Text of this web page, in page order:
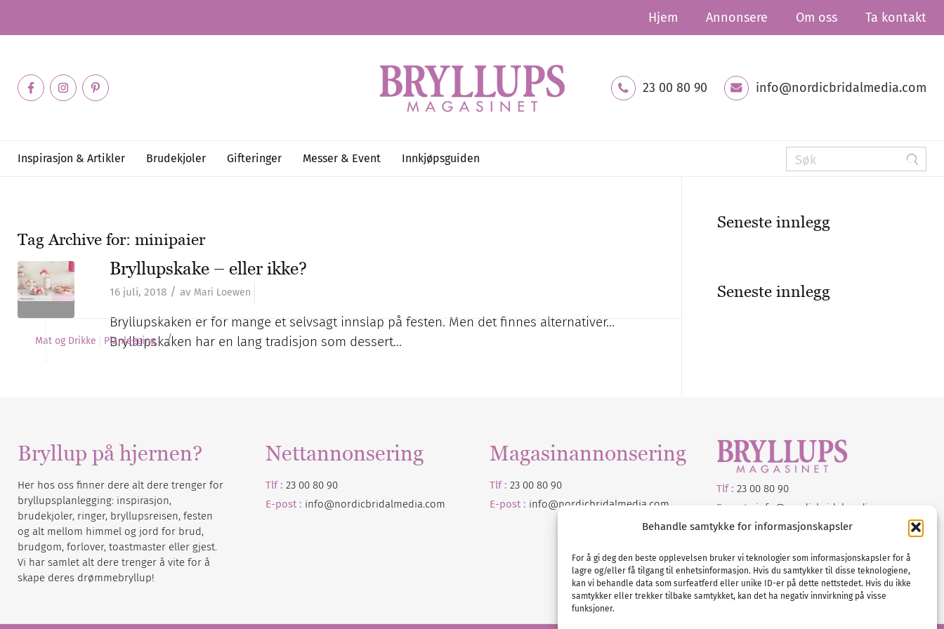
Behandle samtykke for informasjonskapsler
For å gi deg den beste opplevelsen bruker vi teknologier som informasjonskapsler for å
lagre og/eller få tilgang til enhetsinformasjon. Hvis du samtykker til disse teknologiene,
kan vi behandle data som surfeatferd eller unike ID-er på dette nettstedet. Hvis du ikke
samtykker eller trekker tilbake samtykket, kan det ha negativ innvirkning på visse
funksjoner.
Hjem Annonsere Om oss Ta kontakt
23 00 80 90 info@nordicbridalmedia.com
Inspirasjon & Artikler Brudekjoler Gifteringer Messer & Event Innkjøpsguiden
Tag Archive for: minipaier
Bryllupskake – eller ikke?
16 juli, 2018 / av Mari Loewen
Bryllupskaken er for mange et selvsagt innslap på festen. Men det finnes alternativer...
Bryllupskaken har en lang tradisjon som dessert…
Mat og Drikke Planlegging /
Seneste innlegg
Seneste innlegg
Bryllup på hjernen?
Her hos oss finner dere alt dere trenger for
bryllupsplanlegging: inspirasjon,
brudekjoler, ringer, bryllupsreisen, festen
og alt mellom himmel og jord for brud,
brudgom, forlover, toastmaster eller gjest.
Vi har samlet alt dere trenger å vite for å
skape deres drømmebryllup!
Nettannonsering
Tlf : 23 00 80 90
E-post : info@nordicbridalmedia.com
Magasinannonsering
Tlf : 23 00 80 90
E-post : info@nordicbridalmedia .com
Tlf : 23 00 80 90
E-post : info@ nordicbridalmedia
Bryllupsmagasinet Norge
VAT: NO911740648